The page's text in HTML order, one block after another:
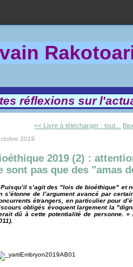
Rakotoa
réflexions sur
<< Livre à télécharger : tout...
2019
2019 (2) :
sont pas que des "amas
s’agit des "lois de bioéthique" et
s’étonne de l’argument avancé par
étrangers, en particulier pour
obligés évoquent largement la
dû à cette potentialité de personne.